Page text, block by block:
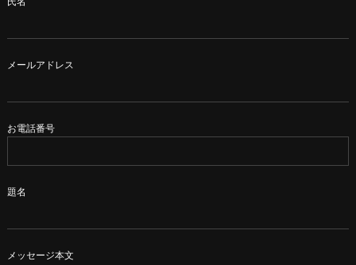
メールアドレス
お電話番号
題名
メッセージ本文